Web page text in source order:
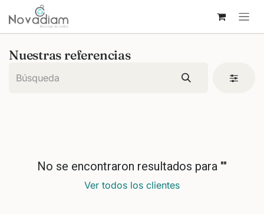
Ir al contenido
Nuestras referencias
No se encontraron resultados para ""
Ver todos los clientes